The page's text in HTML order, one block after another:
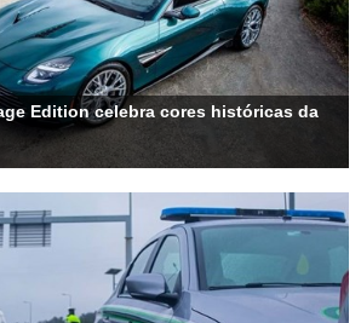
Edition celebra cores históricas da